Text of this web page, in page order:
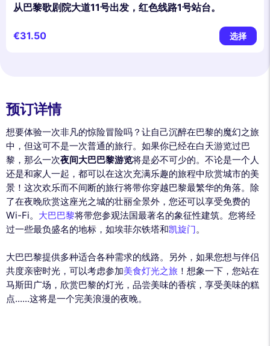
从巴黎歌剧院大道11号出发，红色线路1号站台。
€31.50 选择
预订详情
想要体验一次非凡的惊险冒险吗？让自己沉醉在巴黎的魔幻之旅
中，但这可不是一次普通的旅行。如果你已经在白天游览过巴
黎，那么一次夜间大巴巴黎游览将是必不可少的。不论是一个人
还是和家人一起，都可以在这次充满乐趣的旅程中欣赏城市的美
景！这次欢乐而不间断的旅行将带你穿越巴黎最繁华的角落。除
了在夜晚欣赏这座光之城的壮丽全景外，您还可以享受免费的
Wi-Fi。 大巴巴黎将带您参观法国最著名的象征性建筑。您将经
过一些最负盛名的地标，如埃菲尔铁塔和凯旋门。
大巴巴黎提供多种适合各种需求的线路。另外，如果您想与伴侣
共度亲密时光，可以考虑参加美食灯光之旅 ！想象一下，您站在
马斯田广场，欣赏巴黎的灯光，品尝美味的香槟，享受美味的糕
点......这将是一个完美浪漫的夜晚。